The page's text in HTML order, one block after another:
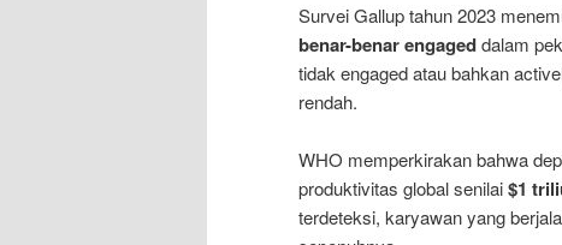
Survei Gallup tahun 2023
benar-benar engageddalam
tidak engaged atau bahkan
rendah.
WHO memperkirakan bahwa
produktivitas global senilai$1
terdeteksi, karyawan yang